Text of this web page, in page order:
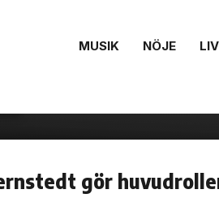
MUSIK NÖJE
om Börje
gör